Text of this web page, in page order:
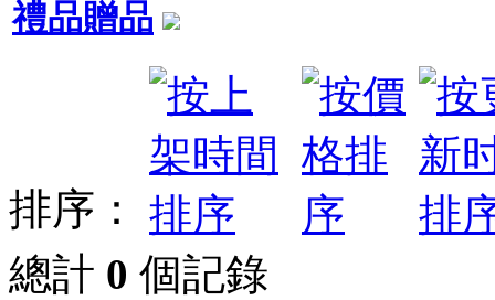
禮品贈品
排序：
總計 0 個記錄